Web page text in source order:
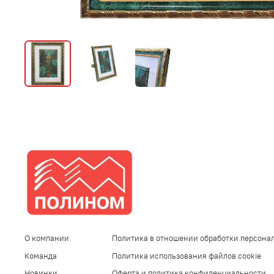
О компании
Команда
Политика в отношении обработки
Политика использования файлов cookie